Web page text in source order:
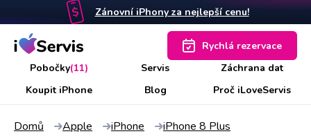
Zánovní iPhony za nejlepší cenu!
Pobočky(11) Servis
Záchrana dat
Koupit iPhone
Blog Proč iLoveServis
Rychlá rezervace
Domů Apple iPhone iPhone 8 Plus